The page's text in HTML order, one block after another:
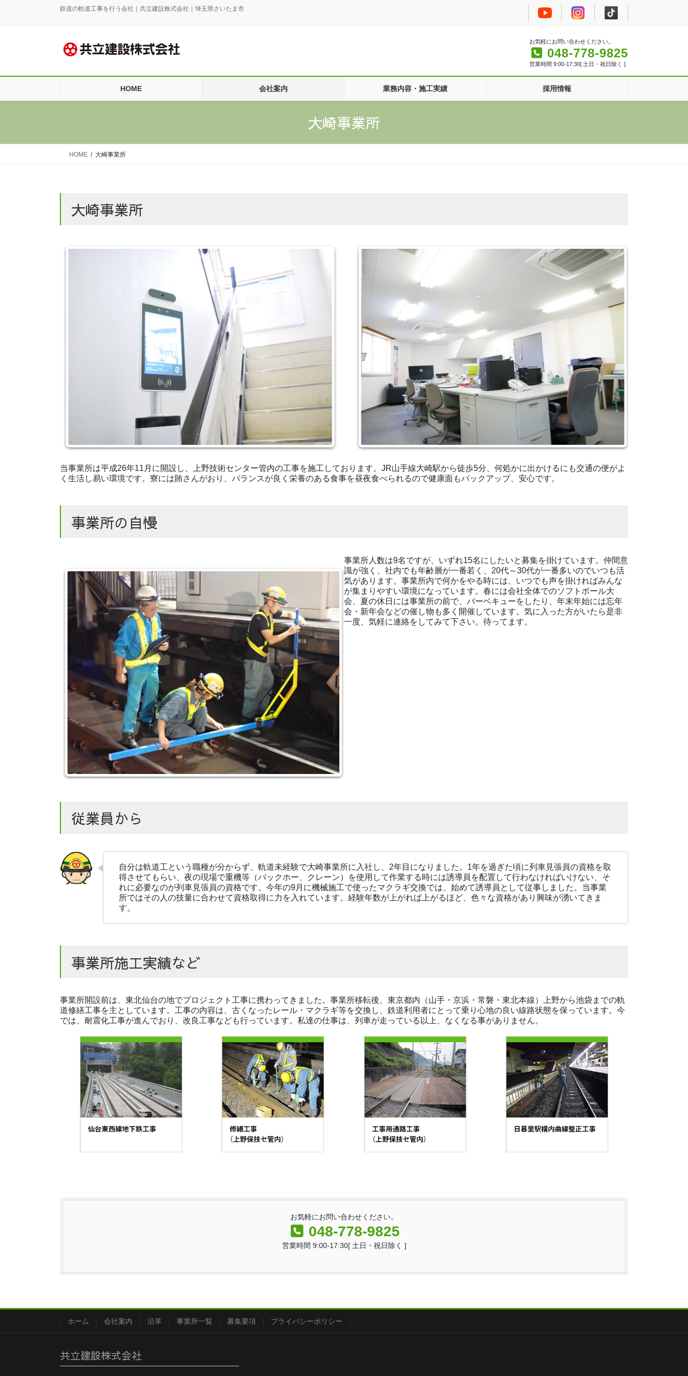
移
ン
移
鉄道の軌道工事を行う会社｜共立建設株式会社｜埼玉県さいたま市
お気軽にお問い合わせください。
048-778-9825
営業時間 9:00-17:30[ 土日・祝日除く ]
HOME 会社案内 業務内容・施工実績 採用情報
大崎事業所
HOME 大崎事業所
大崎事業所
当事業所は平成26年11月に開設し、上野技術センター管内の工事を施工しております。JR山手線大崎駅から徒歩5分、何処かに出かけるにも交通の便がよ
く生活し易い環境です。寮には賄さんがおり、バランスが良く栄養のある食事を昼夜食べられるので健康面もバックアップ、安心です。
事業所の自慢
事業所人数は9名ですが、いずれ15名にしたいと募集を掛けています。仲間意
識が強く、社内でも年齢層が一番若く、20代～30代が一番多いのでいつも活
気があります。事業所内で何かをやる時には、いつでも声を掛ければみんな
が集まりやすい環境になっています。春には会社全体でのソフトボール大
会、夏の休日には事業所の前で、バーベキューをしたり、年末年始には忘年
会・新年会などの催し物も多く開催しています。気に入った方がいたら是非
一度、気軽に連絡をしてみて下さい。待ってます。
従業員から
自分は軌道工という職種が分からず、軌道未経験で大崎事業所に入社し、2年目になりました。1年を過ぎた頃に列車見張員の資格を取
得させてもらい、夜の現場で重機等（バックホー、クレーン）を使用して作業する時には誘導員を配置して行わなければいけない、そ
れに必要なのが列車見張員の資格です。今年の9月に機械施工で使ったマクラギ交換では、始めて誘導員として従事しました。当事業
所ではその人の技量に合わせて資格取得に力を入れています。経験年数が上がれば上がるほど、色々な資格があり興味が湧いてきま
す。
事業所施工実績など
事業所開設前は、東北仙台の地でプロジェクト工事に携わってきました。事業所移転後、東京都内（山手・京浜・常磐・東北本線）上野から池袋までの軌
道修繕工事を主としています。工事の内容は、古くなったレール・マクラギ等を交換し、鉄道利用者にとって乗り心地の良い線路状態を保っています。今
では、耐震化工事が進んでおり、改良工事なども行っています。私達の仕事は、列車が走っている以上、なくなる事がありません。
お気軽にお問い合わせください。
048-778-9825
営業時間 9:00-17:30[ 土日・祝日除く ]
ホーム 会社案内 沿革 事業所一覧 募集要項 プライバシーポリシー
共立建設株式会社